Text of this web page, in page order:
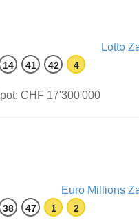
Lotto
14 41 42 4
CHF 17'300'000
Euro Millions
38 47 1 2